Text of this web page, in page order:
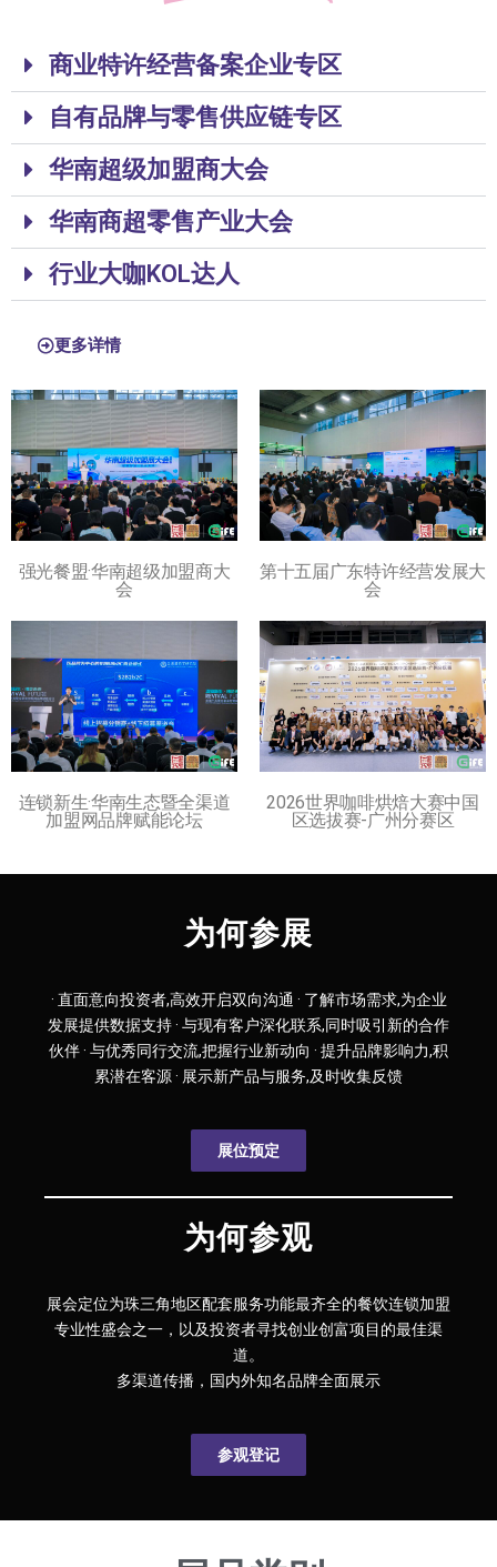
商业特许经营备案企业专区
自有品牌与零售供应链专区
华南超级加盟商大会
华南商超零售产业大会
行业大咖KOL达人
更多详情
强光餐盟·华南超级加盟商大
会
连锁新生·华南生态暨全渠道
加盟网品牌赋能论坛
第十五届广东特许经营发展大
会
2026世界咖啡烘焙大赛中国
区选拔赛-广州分赛区
为何参展
· 直面意向投资者,高效开启双向沟通 · 了解市场需求,为企业
发展提供数据支持 · 与现有客户深化联系,同时吸引新的合作
伙伴 · 与优秀同行交流,把握行业新动向 · 提升品牌影响力,积
累潜在客源 · 展示新产品与服务,及时收集反馈
展位预定
为何参观
展会定位为珠三角地区配套服务功能最齐全的餐饮连锁加盟
专业性盛会之一，以及投资者寻找创业创富项目的最佳渠
道。
多渠道传播，国内外知名品牌全面展示
参观登记